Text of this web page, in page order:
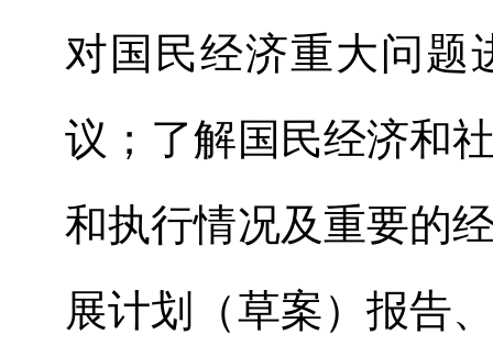
对国民经济重大问题
议；了解国民经济和
和执行情况及重要的
展计划（草案）报告